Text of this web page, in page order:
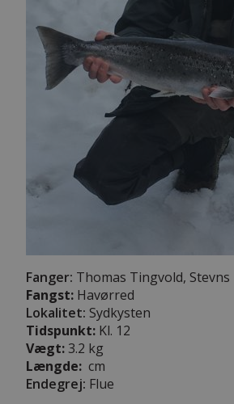
Fanger: Thomas Tingvold, Stevns
Fangst: Havørred
Lokalitet: Sydkysten
Tidspunkt: Kl. 12
Vægt:3.2 kg
Længde: cm
Endegrej: Flue